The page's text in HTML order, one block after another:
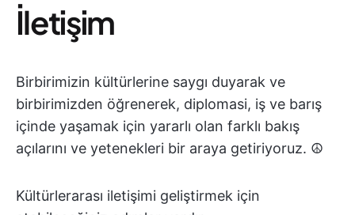
İletişim
Birbirimizin kültürlerine saygı duyarak ve
birbirimizden öğrenerek, diplomasi, iş ve barış
içinde yaşamak için yararlı olan farklı bakış
açılarını ve yetenekleri bir araya getiriyoruz. ☮️
Kültürlerarası iletişimi geliştirmek için